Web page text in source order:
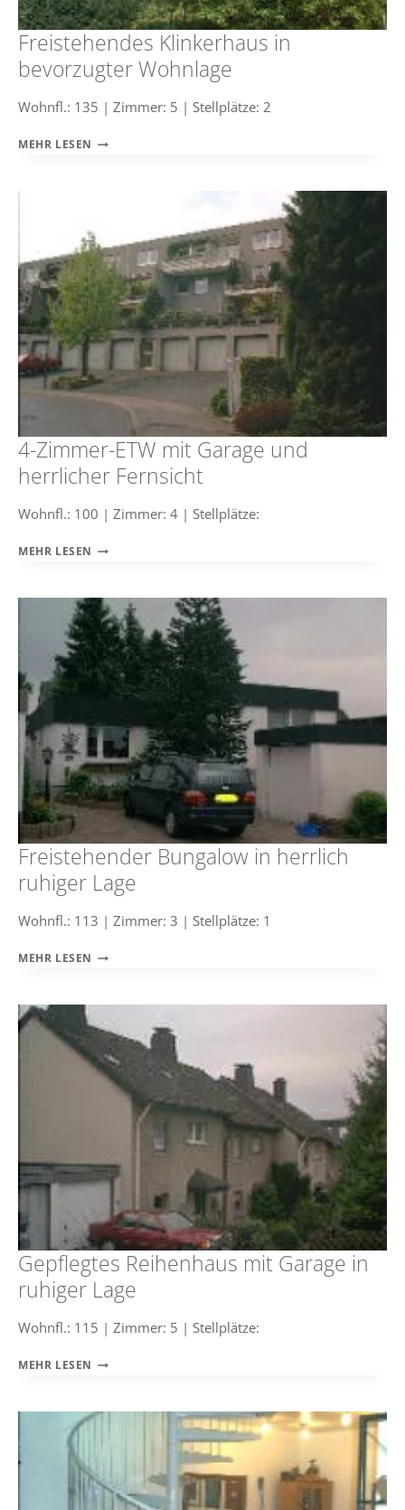
Freistehendes Klinkerhaus in
bevorzugter Wohnlage
Wohnfl.: 135 | Zimmer: 5 | Stellplätze: 2
MEHR LESEN FREISTEHENDES
4-Zimmer-ETW mit Garage und
herrlicher Fernsicht
Wohnfl.: 100 | Zimmer: 4 | Stellplätze:
MEHR LESEN
MIT
GARAGE
UND
HERRLICHER
FERNSICHT
Freistehender Bungalow in herrlich
ruhiger Lage
Wohnfl.: 113 | Zimmer: 3 | Stellplätze: 1
MEHR LESEN FREISTEHENDER
HERRLICH
RUHIGER
LAGE
Gepflegtes Reihenhaus mit Garage in
ruhiger Lage
Wohnfl.: 115 | Zimmer: 5 | Stellplätze:
MEHR LESEN GEPFLEGTES
GARAGE
LAGE